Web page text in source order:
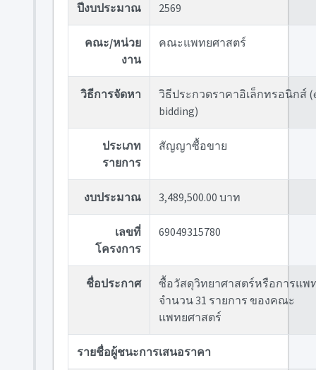
ปีงบประมาณ 2569
คณะ/หน่วย
งาน
คณะแพทยศาสตร์
วิธีการจัดหา
วิธีประกวดราคาอิเล็กทรอนิกส์
bidding)
ประเภท
รายการ
สัญญาซื้อขาย
งบประมาณ 3,489,500.00 บาท
เลขที่
โครงการ
69049315780
ชื่อประกาศ
ซื้อวัสดุวิทยาศาสตร์หรือการแพ
จำนวน 31 รายการ ของคณะ
แพทยศาสตร์
รายชื่อผู้ชนะการเสนอราคา